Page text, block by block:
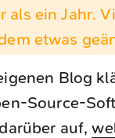
als ein Jahr.
etwas
Blog
Source-
auf,